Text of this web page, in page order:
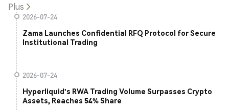
Plus
2026-07-24
Zama Launches Confidential RFQ Protocol for Secure
Institutional Trading
2026-07-24
Hyperliquid's RWA Trading Volume Surpasses Crypto
Assets, Reaches 54% Share